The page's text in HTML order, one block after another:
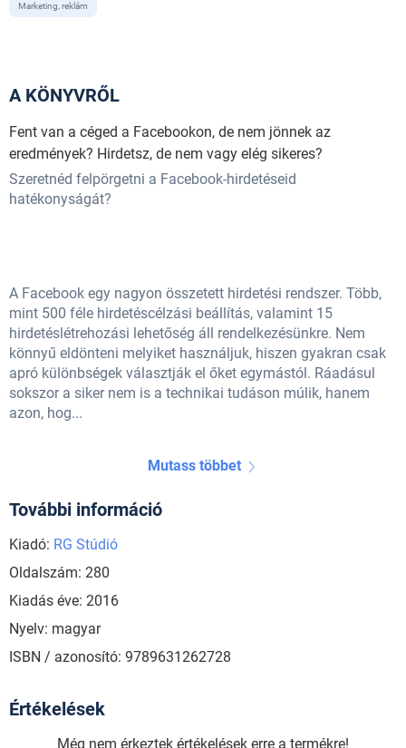
Marketing, reklám
A KÖNYVRŐL
Fent van a céged a Facebookon, de nem jönnek az
eredmények? Hirdetsz, de nem vagy elég sikeres?
Szeretnéd felpörgetni a Facebook-hirdetéseid
hatékonyságát?
A Facebook egy nagyon összetett hirdetési rendszer. Több,
mint 500 féle hirdetéscélzási beállítás, valamint 15
hirdetéslétrehozási lehetőség áll rendelkezésünkre. Nem
könnyű eldönteni melyiket használjuk, hiszen gyakran csak
apró különbségek választják el őket egymástól. Ráadásul
sokszor a siker nem is a technikai tudáson múlik, hanem
azon, hog...
Mutass többet
További információ
Kiadó: RG Stúdió
Oldalszám: 280
Kiadás éve: 2016
Nyelv: magyar
ISBN / azonosító: 9789631262728
Értékelések
Még nem érkeztek értékelések erre a termékre!